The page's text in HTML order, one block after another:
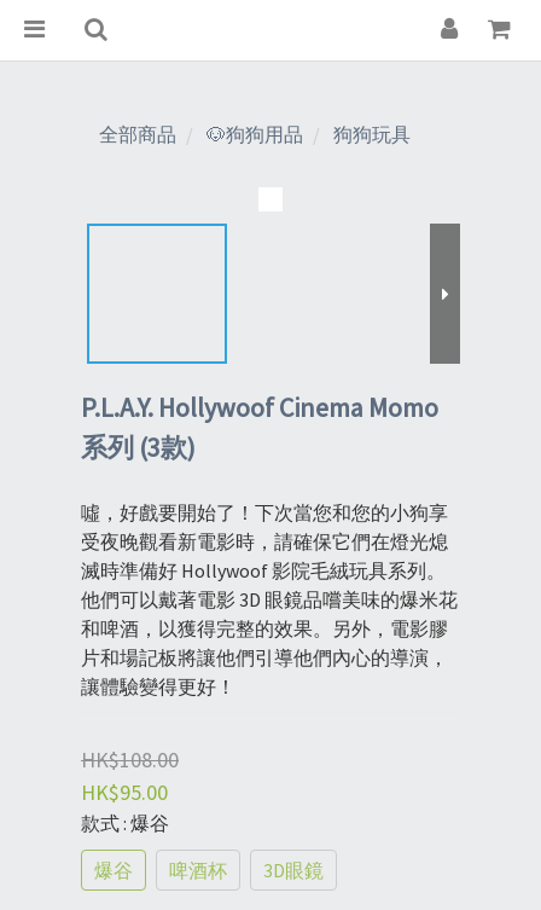
全部商品 🐶狗狗用品 狗狗玩具
P.L.A.Y. Hollywoof Cinema Momo
系列 (3款)
噓，好戲要開始了！下次當您和您的小狗享
受夜晚觀看新電影時，請確保它們在燈光熄
滅時準備好 Hollywoof 影院毛絨玩具系列。
他們可以戴著電影 3D 眼鏡品嚐美味的爆米花
和啤酒，以獲得完整的效果。另外，電影膠
片和場記板將讓他們引導他們內心的導演，
讓體驗變得更好！
HK$108.00
HK$95.00
款式: 爆谷
爆谷
啤酒杯 3D眼鏡